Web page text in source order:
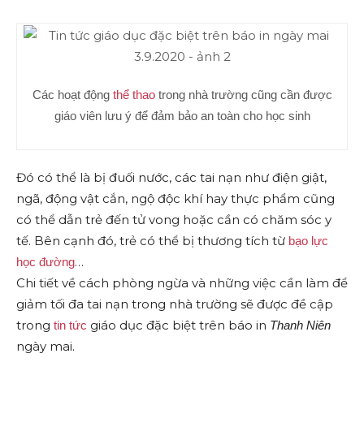
Các hoạt động thể thaotrong nhà trường cũng cần được
giáo viên lưu ý để đảm bảo an toàn cho học sinh
Đó có thể là bị đuối nước, các tai nạn như điện giật,
ngã, động vật cắn, ngộ độc khí hay thực phẩm cũng
có thể dẫn trẻ đến tử vong hoặc cần có chăm sóc y
tế. Bên cạnh đó, trẻ có thể bị thương tích từ bạo lực
học đường…
Chi tiết về cách phòng ngừa và những việc cần làm để
giảm tối đa tai nạn trong nhà trường sẽ được đề cập
trong tin tức giáo dục đặc biệt trên báo in Thanh Niên
ngày mai.